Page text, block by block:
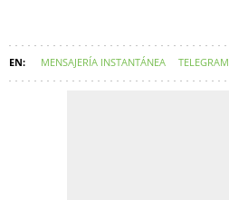
MENSAJERÍA INSTANTÁNEA TELEGRAM